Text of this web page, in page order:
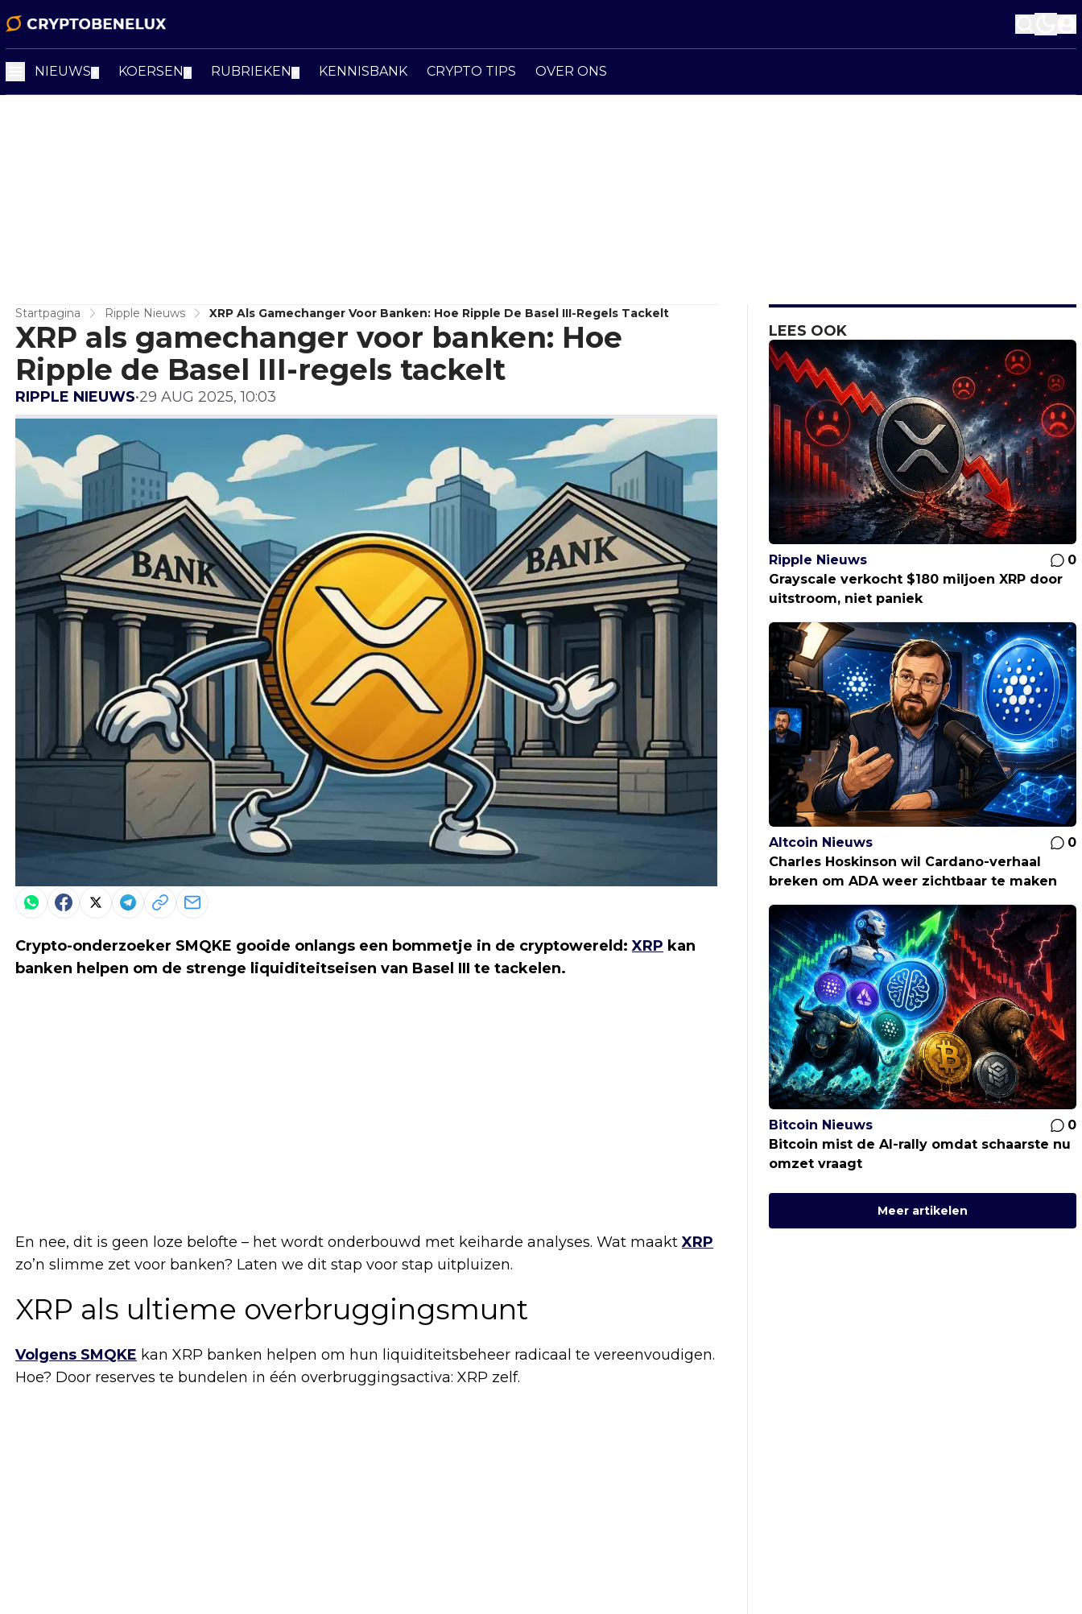
NIEUWS KOERSEN RUBRIEKEN KENNISBANK CRYPTO TIPS OVER ONS
Startpagina Ripple Nieuws XRP Als Gamechanger Voor Banken: Hoe Ripple De Basel III-Regels Tackelt
XRP als gamechanger voor banken: Hoe
Ripple de Basel III-regels tackelt
RIPPLE NIEUWS•29 AUG 2025, 10:03
Crypto-onderzoeker SMQKE gooide onlangs een bommetje in de cryptowereld:XRP kan
banken helpen om de strenge liquiditeitseisen van Basel III te tackelen.
En nee, dit is geen loze belofte – het wordt onderbouwd met keiharde analyses. Wat maaktXRP
zo’n slimme zet voor banken? Laten we dit stap voor stap uitpluizen.
XRP als ultieme overbruggingsmunt
Volgens SMQKE kan XRP banken helpen om hun liquiditeitsbeheer radicaal te vereenvoudigen.
Hoe? Door reserves te bundelen in één overbruggingsactiva: XRP zelf.
LEES OOK
Ripple Nieuws
0
Grayscale verkocht $180 miljoen XRP door
uitstroom, niet paniek
Altcoin Nieuws
0
Charles Hoskinson wil Cardano-verhaal
breken om ADA weer zichtbaar te maken
Bitcoin Nieuws
0
Bitcoin mist de AI-rally omdat schaarste nu
omzet vraagt
Meer artikelen